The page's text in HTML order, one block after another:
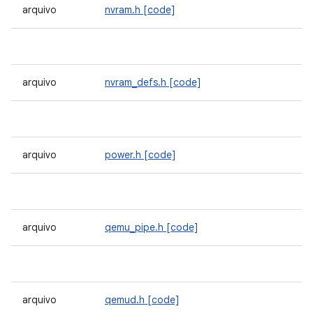
arquivo nvram.h [code]
arquivo nvram_defs.h [code]
arquivo power.h [code]
arquivo qemu_pipe.h [code]
arquivo qemud.h [code]